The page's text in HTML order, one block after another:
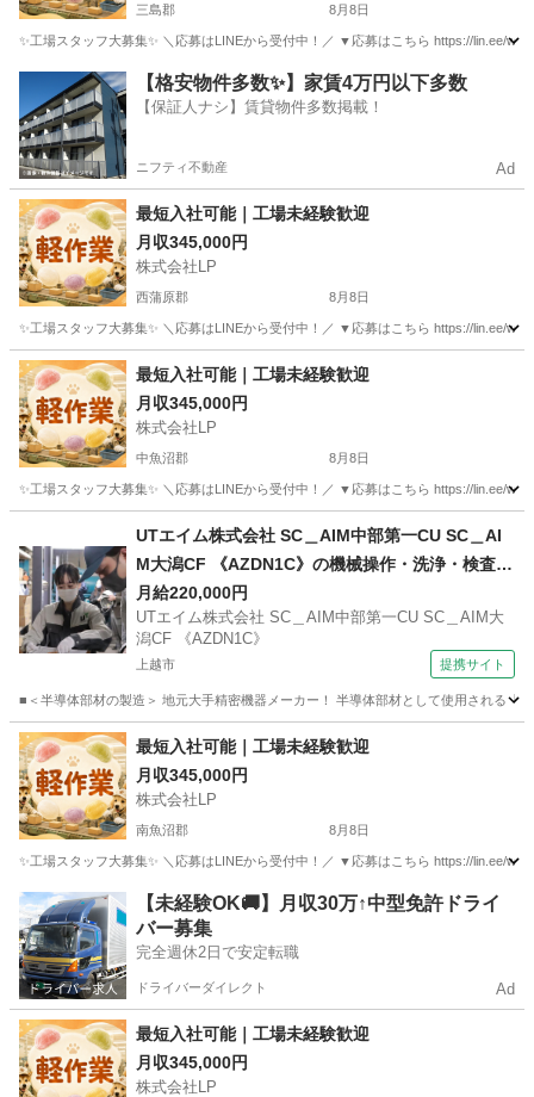
三島郡 8月8日
✨工場スタッフ大募集✨ ＼応募はLINEから受付中！／ ▼応募はこちら https://lin.ee/
三島郡 工場 未経験
【格安物件多数✨】家賃4万円以下多数
【保証人ナシ】賃貸物件多数掲載！
ニフティ不動産 Ad
最短入社可能｜工場未経験歓迎
月収345,000円
株式会社LP
西蒲原郡 8月8日
✨工場スタッフ大募集✨ ＼応募はLINEから受付中！／ ▼応募はこちら https://lin.ee/
新潟 西蒲原郡 工場 未経験
最短入社可能｜工場未経験歓迎
月収345,000円
株式会社LP
中魚沼郡 8月8日
✨工場スタッフ大募集✨ ＼応募はLINEから受付中！／ ▼応募はこちら https://lin.ee/
工場 未経験
UTエイム株式会社 SC＿AIM中部第一CU SC＿AI
M大潟CF 《AZDN1C》の機械操作・洗浄・検査・
PC入力 【学歴不問】
月給220,000円
UTエイム株式会社 SC＿AIM中部第一CU SC＿AIM大
潟CF 《AZDN1C》
上越市 提携サイト
■＜半導体部材の製造＞ 地元大手精密機器メーカー！ 半導体部材として使用される
新潟 上越市 工場
最短入社可能｜工場未経験歓迎
月収345,000円
株式会社LP
南魚沼郡 8月8日
✨工場スタッフ大募集✨ ＼応募はLINEから受付中！／ ▼応募はこちら https://lin.ee/
新潟 南魚沼郡 工場 未経験
【未経験OK🚚】月収30万↑中型免許ドライ
バー募集
完全週休2日で安定転職
ドライバーダイレクト Ad
最短入社可能｜工場未経験歓迎
月収345,000円
株式会社LP